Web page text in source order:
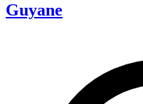
Guyane